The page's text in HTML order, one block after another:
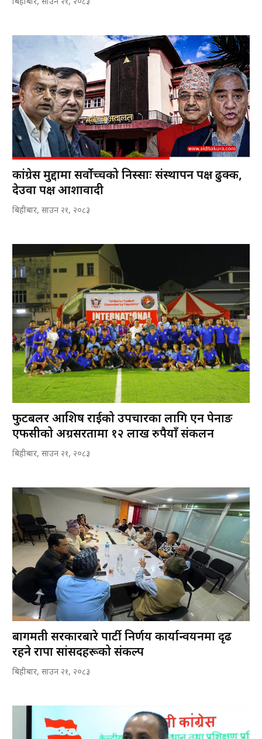
कांग्रेस मुद्दामा सर्वोच्चको निस्साः संस्थापन पक्ष ढुक्क,
देउवा पक्ष आशावादी
बिहीबार, साउन २१, २०८३
फुटबलर आशिष राईको उपचारका लागि एन पेनाङ
एफसीको अग्रसरतामा १२ लाख रुपैयाँ संकलन
बिहीबार, साउन २१, २०८३
बागमती सरकारबारे पार्टी निर्णय कार्यान्वयनमा दृढ
रहने राप्रपा सांसदहरूको संकल्प
बिहीबार, साउन २१, २०८३